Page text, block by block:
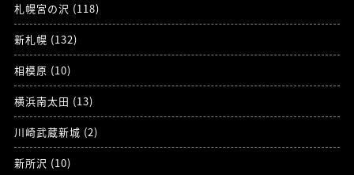
札幌宮の沢 (118)
新札幌 (132)
相模原 (10)
横浜南太田 (13)
川崎武蔵新城 (2)
新所沢 (10)